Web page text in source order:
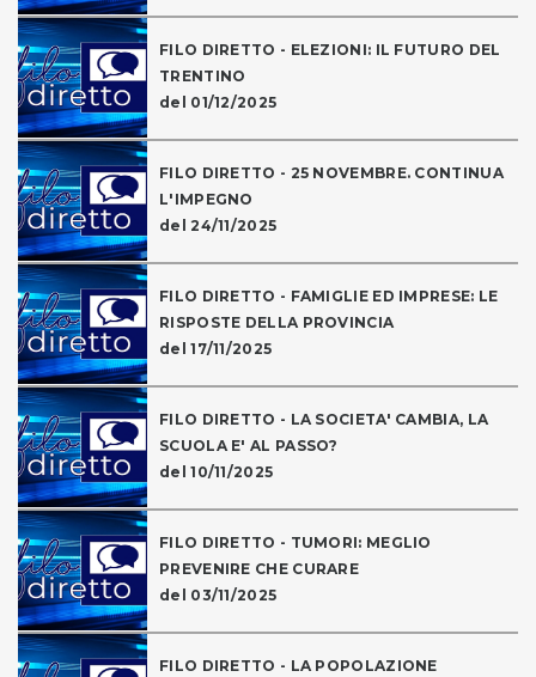
FILO DIRETTO - ELEZIONI: IL FUTURO DEL
TRENTINO
del 01/12/2025
FILO DIRETTO - 25 NOVEMBRE. CONTINUA
L'IMPEGNO
del 24/11/2025
FILO DIRETTO - FAMIGLIE ED IMPRESE: LE
RISPOSTE DELLA PROVINCIA
del 17/11/2025
FILO DIRETTO - LA SOCIETA' CAMBIA, LA
SCUOLA E' AL PASSO?
del 10/11/2025
FILO DIRETTO - TUMORI: MEGLIO
PREVENIRE CHE CURARE
del 03/11/2025
FILO DIRETTO - LA POPOLAZIONE